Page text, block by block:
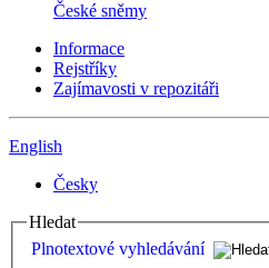
České sněmy
Informace
Rejstříky
Zajímavosti v repozitáři
English
Česky
Hledat
Plnotextové vyhledávání